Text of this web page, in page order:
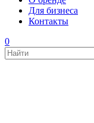
Для бизнеса
Контакты
0